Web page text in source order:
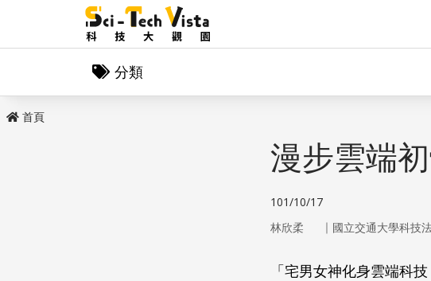
分類
首頁
漫步雲端
101/10/17
林欣柔 ｜ 國立交通大學科技
「宅男女神化身雲端科